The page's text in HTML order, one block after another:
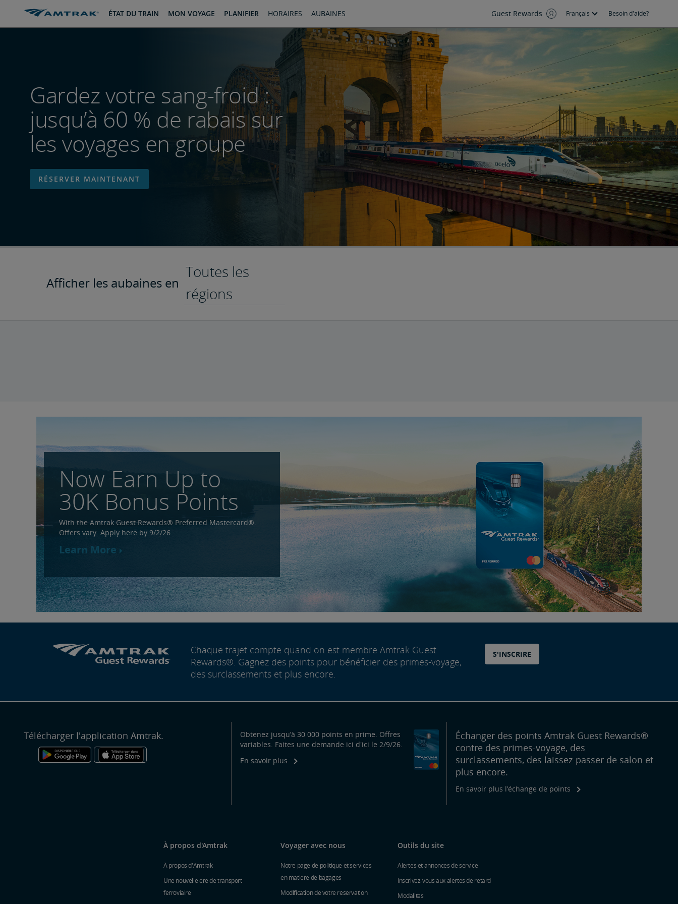
passer
passer
navigation
ÉTAT DU TRAIN MON VOYAGE PLANIFIER HORAIRES AUBAINES Guest Rewards Français Besoin d'aide?
Gardez votre sang-froid :
jusqu’à 60 % de rabais sur
les voyages en groupe
RÉSERVER MAINTENANT
Afficher les aubaines en
Toutes les
régions
Now Earn Up to
30K Bonus Points
With the Amtrak Guest Rewards® Preferred Mastercard®.
Offers vary. Apply here by 9/2/26.
Learn More
Chaque trajet compte quand on est membre Amtrak Guest
Rewards®. Gagnez des points pour bénéficier des primes-voyage,
des surclassements et plus encore.
S'INSCRIRE
Télécharger l'application Amtrak.
Obtenez jusqu’à 30 000 points en prime. Offres
variables. Faites une demande ici d'ici le 2/9/26.
En savoir plus
Échanger des points Amtrak Guest Rewards®
contre des primes-voyage, des
surclassements, des laissez-passer de salon et
plus encore.
En savoir plus l’échange de points
À propos d'Amtrak
À propos d'Amtrak
Une nouvelle ère de transport
ferroviaire
Voyager avec nous
Notre page de politique et services
en matière de bagages
Modification de votre réservation
Outils du site
Alertes et annonces de service
Inscrivez-vous aux alertes de retard
Modalités